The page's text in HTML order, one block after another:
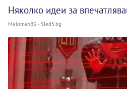
Няколко идеи за
MelomanBG - Sled5.bg